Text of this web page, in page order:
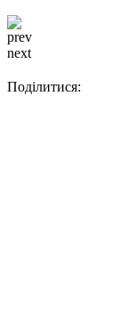
prev
next
Поділитися: